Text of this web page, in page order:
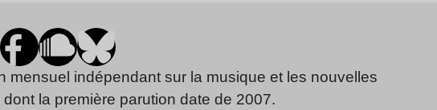
mensuel indépendant sur la musique et les nouvelles
la première parution date de 2007.